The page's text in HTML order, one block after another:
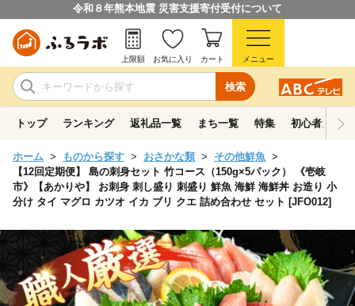
令和８年熊本地震 災害支援寄付受付について
検索
上限額 お気に入り カート メニュー
トップ ランキング 返礼品一覧 まち一覧 特集 初心者ガイド
ホーム ものから探す おさかな類
その他鮮魚
【12回定期便】 島の刺身セット 竹コース（150g×5パック） 《壱岐
市》【あかりや】 お刺身 刺し盛り 刺盛り 鮮魚 海鮮 海鮮丼 お造り 小
分け タイ マグロ カツオ イカ ブリ クエ 詰め合わせ セット [JFO012]